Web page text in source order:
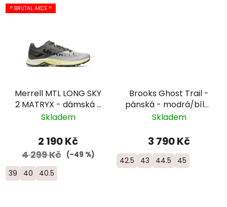
!! BRUTAL AKCE !!
Merrell MTL LONG SKY
2 MATRYX - dámská -
šedá/žlutá
Skladem
2 190 Kč
4 299 Kč (–49 %)
39 40 40.5
Brooks Ghost Trail -
pánská - modrá/bílá/
žlutá
Skladem
3 790 Kč
42.5 43 44.5 45